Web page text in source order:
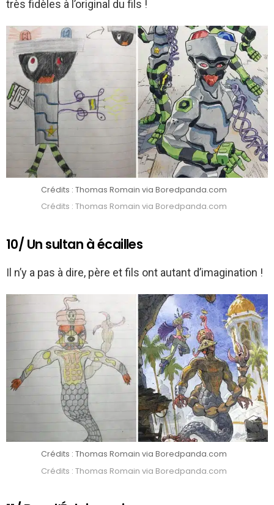
très fidèles à l’original du fils !
Crédits : Thomas Romain via Boredpanda.com
Crédits : Thomas Romain via Boredpanda.com
10/ Un sultan à écailles
Il n’y a pas à dire, père et fils ont autant d’imagination !
Crédits : Thomas Romain via Boredpanda.com
Crédits : Thomas Romain via Boredpanda.com